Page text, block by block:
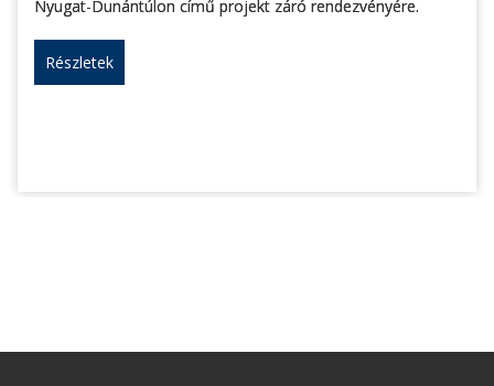
Nyugat-Dunántúlon című projekt záró rendezvényére.
Részletek